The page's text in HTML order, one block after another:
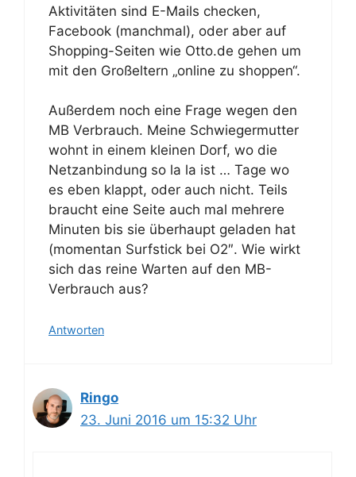
Aktivitäten sind E-Mails checken,
Facebook (manchmal), oder aber auf
Shopping-Seiten wie Otto.de gehen um
mit den Großeltern „online zu shoppen“.
Außerdem noch eine Frage wegen den
MB Verbrauch. Meine Schwiegermutter
wohnt in einem kleinen Dorf, wo die
Netzanbindung so la la ist … Tage wo
es eben klappt, oder auch nicht. Teils
braucht eine Seite auch mal mehrere
Minuten bis sie überhaupt geladen hat
(momentan Surfstick bei O2″. Wie wirkt
sich das reine Warten auf den MB-
Verbrauch aus?
Antworten
Ringo
23. Juni 2016 um 15:32 Uhr